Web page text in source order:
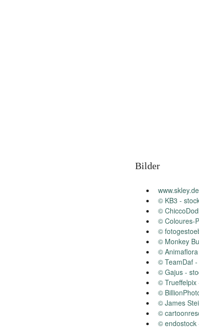
Bilder
www.skley.de
© KB3 -
©
© Coloures-
©
© Monkey
©
© TeamDaf
© Gajus -
© Trueffelpix
©
© James
©
© endostock